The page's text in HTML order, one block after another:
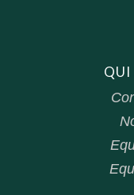
QUI